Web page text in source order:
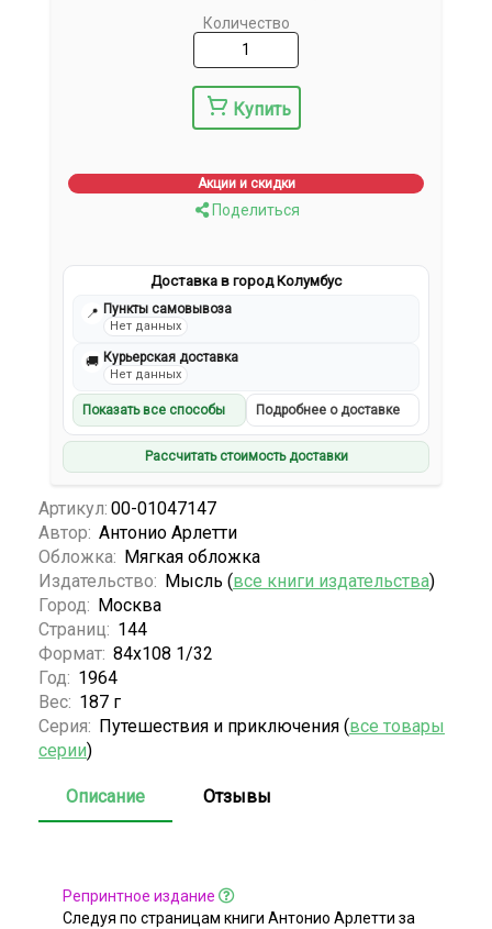
Количество
Купить
Акции и скидки
Поделиться
Доставка в город Колумбус
📍 Пункты самовывоза
Нет данных
🚚 Курьерская доставка
Нет данных
Показать все способы Подробнее о доставке
Рассчитать стоимость доставки
Артикул: 00-01047147
Автор: Антонио Арлетти
Обложка: Мягкая обложка
Издательство: Мысль (все книги издательства)
Город: Москва
Страниц: 144
Формат: 84x108 1/32
Год: 1964
Вес: 187 г
Серия: Путешествия и приключения (все товары
серии)
Описание Отзывы
Репринтное издание
Следуя по страницам книги Антонио Арлетти за